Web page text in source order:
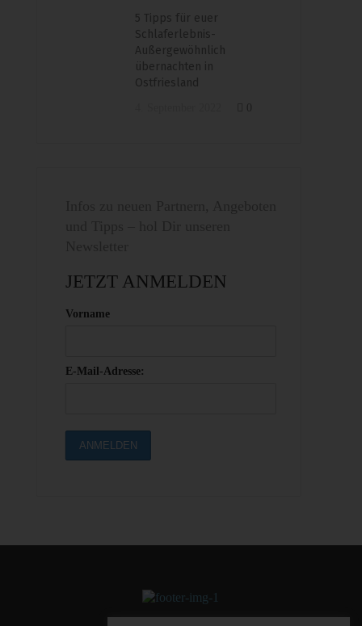
5 Tipps für euer
Schlaferlebnis-
Außergewöhnlich
übernachten in
Ostfriesland
JETZT ANMELDEN
Vorname
E-Mail-Adresse: